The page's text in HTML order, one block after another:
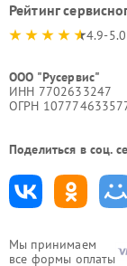
Мы принимаем
все формы оплаты
Рейтинг
4.9-5.0
ООО "Русервис"
ИНН 7702633247
ОГРН
Поделиться в соц.